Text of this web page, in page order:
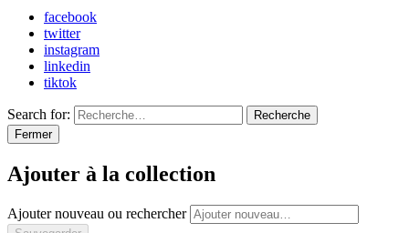
facebook
twitter
instagram
linkedin
tiktok
Search for:
Recherche
Fermer
Ajouter à la collection
Ajouter nouveau ou rechercher